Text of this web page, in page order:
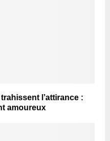
l’attirance :
amoureux